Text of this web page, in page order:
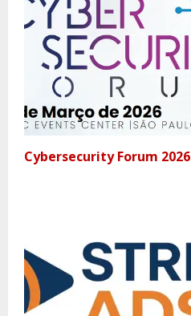
Cybersecurity Forum 2026